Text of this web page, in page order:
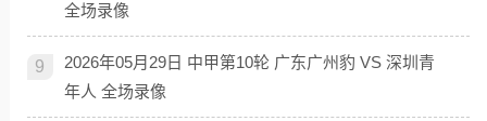
全场录像
9
2026年05月29日 中甲第10轮 广东广州豹 VS 深圳青
年人 全场录像